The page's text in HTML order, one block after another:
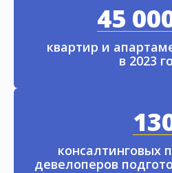
45
квартир и
в 2023
консалтинговых
девелоперов